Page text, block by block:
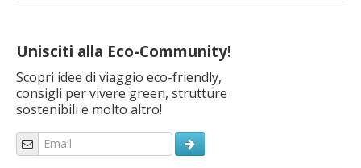
Unisciti alla Eco-Community!
Scopri idee di viaggio eco-friendly,
consigli per vivere green, strutture
sostenibili e molto altro!